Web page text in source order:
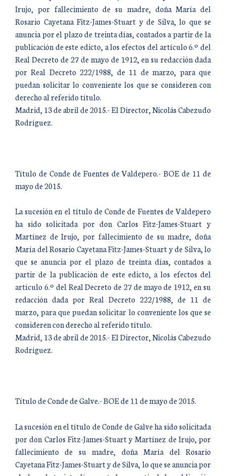
Irujo, por fallecimiento de su madre, doña María del
Rosario Cayetana Fitz-James-Stuart y de Silva, lo que se
anuncia por el plazo de treinta días, contados a partir de la
publicación de este edicto, a los efectos del artículo 6.º del
Real Decreto de 27 de mayo de 1912, en su redacción dada
por Real Decreto 222/1988, de 11 de marzo, para que
puedan solicitar lo conveniente los que se consideren con
derecho al referido título.
Madrid, 13 de abril de 2015.- El Director, Nicolás Cabezudo
Rodríguez.
Título de Conde de Fuentes de Valdepero.- BOE de 11 de
mayo de 2015.
La sucesión en el título de Conde de Fuentes de Valdepero
ha sido solicitada por don Carlos Fitz-James-Stuart y
Martínez de Irujo, por fallecimiento de su madre, doña
María del Rosario Cayetana Fitz-James-Stuart y de Silva, lo
que se anuncia por el plazo de treinta días, contados a
partir de la publicación de este edicto, a los efectos del
artículo 6.º del Real Decreto de 27 de mayo de 1912, en su
redacción dada por Real Decreto 222/1988, de 11 de
marzo, para que puedan solicitar lo conveniente los que se
consideren con derecho al referido título.
Madrid, 13 de abril de 2015.- El Director, Nicolás Cabezudo
Rodríguez.
Título de Conde de Galve.- BOE de 11 de mayo de 2015.
La sucesión en el título de Conde de Galve ha sido solicitada
por don Carlos Fitz-James-Stuart y Martínez de Irujo, por
fallecimiento de su madre, doña María del Rosario
Cayetana Fitz-James-Stuart y de Silva, lo que se anuncia por